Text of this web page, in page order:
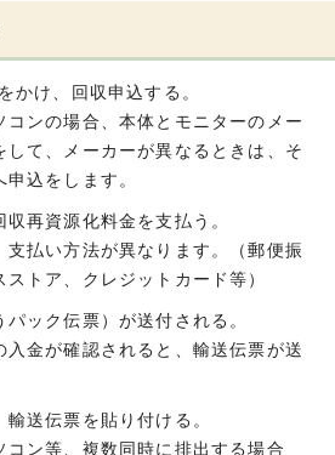
かけ、回収申込する。
コンの場合、本体とモニターのメー
して、メーカーが異なるときは、そ
込をします。
再資源化料金を支払う。
支払い方法が異なります。（郵便振
トア、クレジットカード等）
ック伝票）が送付される。
入金が確認されると、輸送伝票が送
送伝票を貼り付ける。
コン等、複数同時に排出する場合